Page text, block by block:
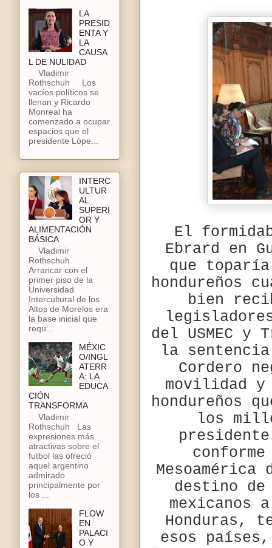
El
Ebrard en
que
hondureños
bien
del USMEC y
la sentencia
Cordero
movilidad
hondureños
los
destino
mexicanos
Honduras,
esos
LA
PRESID
ENTA Y
LA
CAUSA
L DE NULIDAD
Vladimir
Rothschuh Los
vacíos políticos se
llenan y Ricardo
Monreal ha
comenzado a ocupar
espacios que el
presidente Lópe...
INTERC
ULTUR
AL
SUPERI
OR Y
ALIMENTACIÓN
BÁSICA
Vladimir
Rothschuh
Arrancar con el
primer piso de la
Universidad
Intercultural de los
Altos de Morelos era
la base inicial que
requ...
MÉXIC
O/INGL
ATERR
A: LA
EDUCA
CIÓN
TRANSFORMA
Vladimir
Rothschuh Las
expresiones más
atractivas sobre el
futbol las ofreció
aquel argentino
admirado
principalmente por
los ...
FLOW
EN
PALACI
O Y